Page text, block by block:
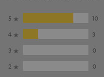
5
10
4
3
3
0
2
0